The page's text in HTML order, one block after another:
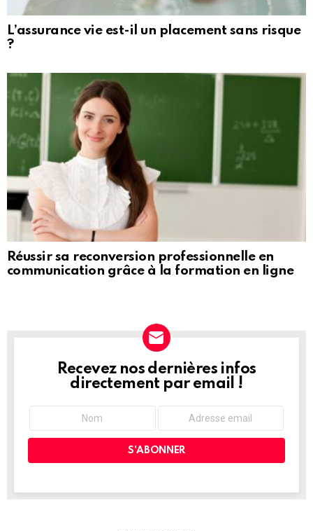
L’assurance vie est-il un placement sans risque
?
Réussir sa reconversion professionnelle en
communication grâce à la formation en ligne
NEWSLETTER
Recevez nos dernières infos
directement par email !